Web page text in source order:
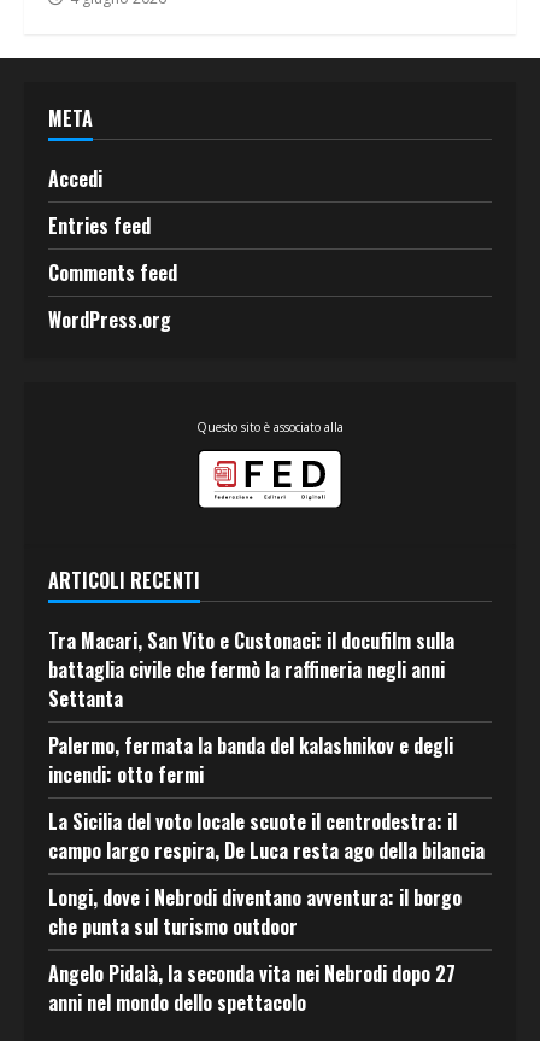
META
Accedi
Entries feed
Comments feed
WordPress.org
Questo sito è associato alla
ARTICOLI RECENTI
Tra Macari, San Vito e Custonaci: il docufilm sulla
battaglia civile che fermò la raffineria negli anni
Settanta
Palermo, fermata la banda del kalashnikov e degli
incendi: otto fermi
La Sicilia del voto locale scuote il centrodestra: il
campo largo respira, De Luca resta ago della bilancia
Longi, dove i Nebrodi diventano avventura: il borgo
che punta sul turismo outdoor
Angelo Pidalà, la seconda vita nei Nebrodi dopo 27
anni nel mondo dello spettacolo